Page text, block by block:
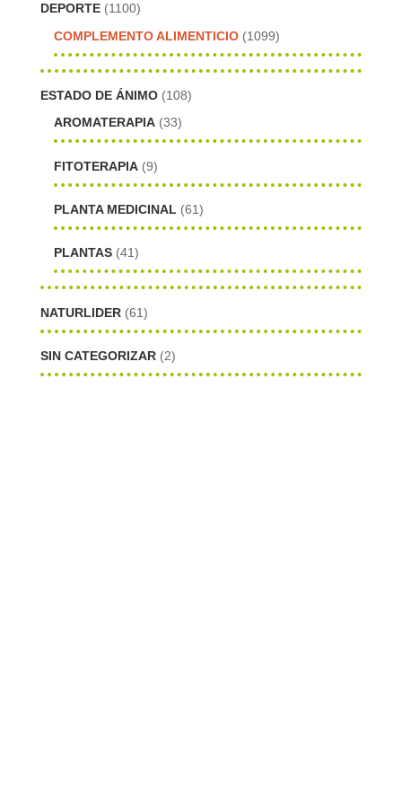
DEPORTE (1100)
COMPLEMENTO ALIMENTICIO (1099)
ESTADO DE ÁNIMO (108)
AROMATERAPIA (33)
FITOTERAPIA (9)
PLANTA MEDICINAL (61)
PLANTAS (41)
NATURLIDER (61)
SIN CATEGORIZAR (2)